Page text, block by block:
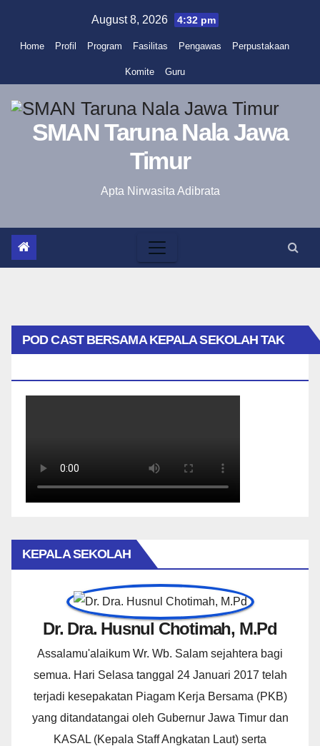
content
August 8, 2026 4:32 pm
Home Profil Program Fasilitas Pengawas Perpustakaan
Komite Guru
SMAN Taruna Nala Jawa
Timur
Apta Nirwasita Adibrata
POD CAST BERSAMA KEPALA SEKOLAH TAK
KEPALA SEKOLAH
Dr. Dra. Husnul Chotimah, M.Pd
Assalamu'alaikum Wr. Wb. Salam sejahtera bagi
semua. Hari Selasa tanggal 24 Januari 2017 telah
terjadi kesepakatan Piagam Kerja Bersama (PKB)
yang ditandatangai oleh Gubernur Jawa Timur dan
KASAL (Kepala Staff Angkatan Laut) serta